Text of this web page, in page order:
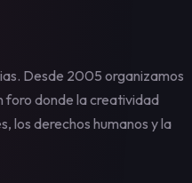
Desde 2005 organizamos
foro donde la creatividad
los derechos humanos y la